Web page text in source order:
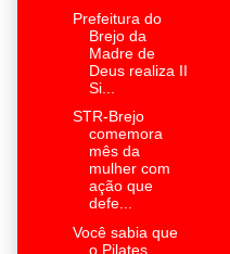
Prefeitura do
Brejo da
Madre de
Deus realiza II
Si...
STR-Brejo
comemora
mês da
mulher com
ação que
defe...
Você sabia que
o Pilates